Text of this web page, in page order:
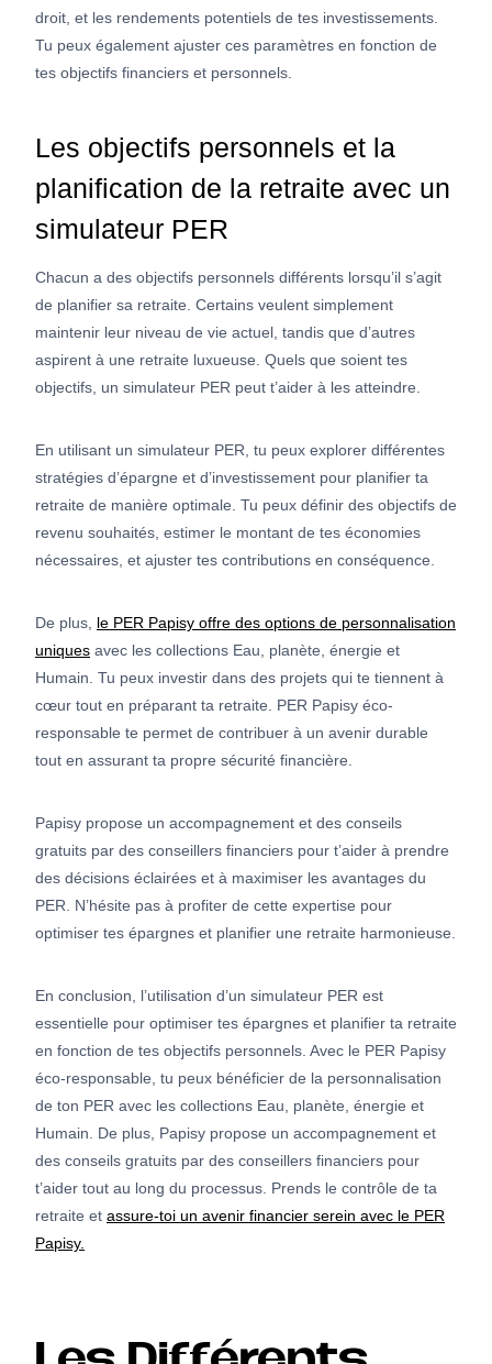
droit, et les rendements potentiels de tes investissements.
Tu peux également ajuster ces paramètres en fonction de
tes objectifs financiers et personnels.
Les objectifs personnels et la
planification de la retraite avec un
simulateur PER
Chacun a des objectifs personnels différents lorsqu’il s’agit
de planifier sa retraite. Certains veulent simplement
maintenir leur niveau de vie actuel, tandis que d’autres
aspirent à une retraite luxueuse. Quels que soient tes
objectifs, un simulateur PER peut t’aider à les atteindre.
En utilisant un simulateur PER, tu peux explorer différentes
stratégies d’épargne et d’investissement pour planifier ta
retraite de manière optimale. Tu peux définir des objectifs de
revenu souhaités, estimer le montant de tes économies
nécessaires, et ajuster tes contributions en conséquence.
De plus, le PER Papisy offre des options de personnalisation
uniques avec les collections Eau, planète, énergie et
Humain. Tu peux investir dans des projets qui te tiennent à
cœur tout en préparant ta retraite. PER Papisy éco-
responsable te permet de contribuer à un avenir durable
tout en assurant ta propre sécurité financière.
Papisy propose un accompagnement et des conseils
gratuits par des conseillers financiers pour t’aider à prendre
des décisions éclairées et à maximiser les avantages du
PER. N’hésite pas à profiter de cette expertise pour
optimiser tes épargnes et planifier une retraite harmonieuse.
En conclusion, l’utilisation d’un simulateur PER est
essentielle pour optimiser tes épargnes et planifier ta retraite
en fonction de tes objectifs personnels. Avec le PER Papisy
éco-responsable, tu peux bénéficier de la personnalisation
de ton PER avec les collections Eau, planète, énergie et
Humain. De plus, Papisy propose un accompagnement et
des conseils gratuits par des conseillers financiers pour
t’aider tout au long du processus. Prends le contrôle de ta
retraite et assure-toi un avenir financier serein avec le PER
Papisy.